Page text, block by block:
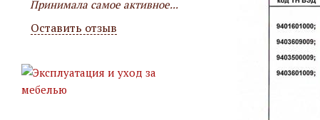
Принимала самое активное...
Оставить отзыв